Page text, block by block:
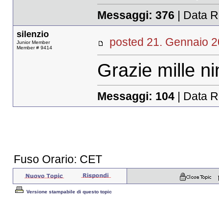
Messaggi: 376 | Data
silenzio
Junior Member
Member # 9414
posted 21.
Grazie mille
Messaggi: 104| Data
Fuso Orario: CET
Versione stampabile di questo topic